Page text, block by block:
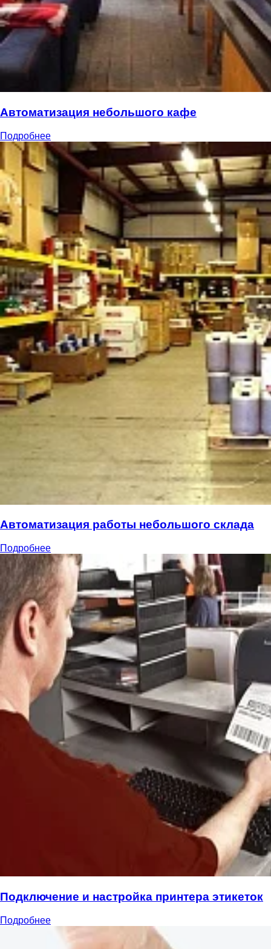
Автоматизация небольшого кафе
Подробнее
Автоматизация работы небольшого склада
Подробнее
Подключение и настройка принтера этикеток
Подробнее